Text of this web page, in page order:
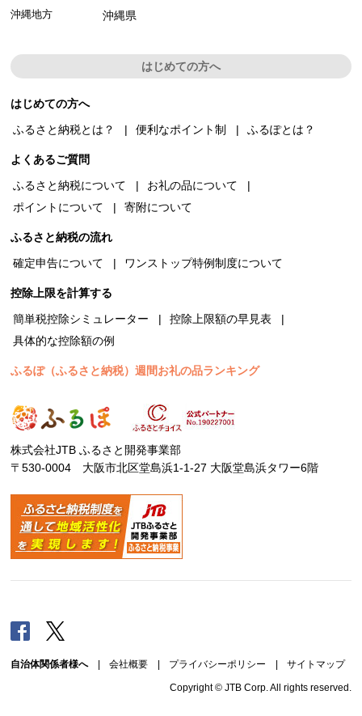
沖縄地方 沖縄県
はじめての方へ
はじめての方へ
ふるさと納税とは？
便利なポイント制 ふるぽとは？
よくあるご質問
ふるさと納税について
お礼の品について
ポイントについて
寄附について
ふるさと納税の流れ
確定申告について
ワンストップ特例制度について
控除上限を計算する
簡単税控除シミュレーター
控除上限額の早見表
具体的な控除額の例
ふるぽ（ふるさと納税）週間お礼の品ランキング
株式会社JTB ふるさと開発事業部
〒530-0004 大阪市北区堂島浜1-1-27 大阪堂島浜タワー6階
Facebook
自治体関係者様へ| 会社概要 プライバシーポリシー サイトマップ
Copyright © JTB Corp. All rights reserved.